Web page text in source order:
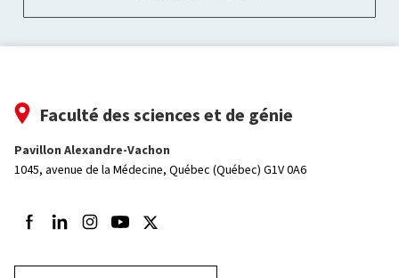
Faculté des sciences et de génie
Pavillon Alexandre-Vachon
1045, avenue de la Médecine, Québec (Québec) G1V 0A6
Suivez-nous sur Facebook
Suivez-nous sur LinkedIn
Suivez-nous sur Instagram
Suivez-nous sur Youtube
Suivez-nous sur Twitter